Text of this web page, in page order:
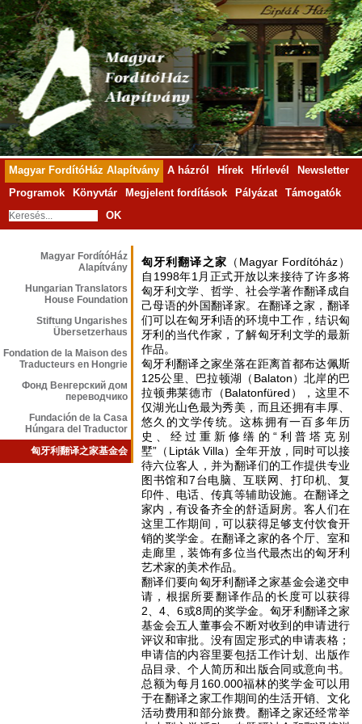
Magyar FordítóHáz Alapítvány A házról Hírek Hírlevél
Newsletter
Programok
Könyvtár Megjelent fordítások Pályázat
Támogatók
OK
Magyar FordítóHáz
Alapítvány
Hungarian Translators
House Foundation
Stiftung Ungarishes
Übersetzerhaus
Fondation de la Maison des
Traducteurs en Hongrie
Фонд Венгерский дом
переводчико
Fundación de la Casa
Húngara del Traductor
匈牙利翻译之家基金会
匈牙利翻译之家 （Magyar Fordítóház）
自1998年1月正式开放以来接待了许多将
匈牙利文学、哲学、社会学著作翻译成自
己母语的外国翻译家。在翻译之家，翻译
们可以在匈牙利语的环境中工作，结识匈
牙利的当代作家，了解匈牙利文学的最新
作品。
匈牙利翻译之家坐落在距离首都布达佩斯
125公里、巴拉顿湖（Balaton）北岸的巴
拉顿弗莱德市（Balatonfüred），这里不
仅湖光山色最为秀美，而且还拥有丰厚、
悠久的文学传统。这栋拥有一百多年历
史、经过重新修缮的“利普塔克别
墅”（Lipták Villa）全年开放，同时可以接
待六位客人，并为翻译们的工作提供专业
图书馆和7台电脑、互联网、打印机、复
印件、电话、传真等辅助设施。在翻译之
家内，有设备齐全的舒适厨房。客人们在
这里工作期间，可以获得足够支付饮食开
销的奖学金。在翻译之家的各个厅、室和
走廊里，装饰有多位当代最杰出的匈牙利
艺术家的美术作品。
翻译们要向匈牙利翻译之家基金会递交申
请，根据所要翻译作品的长度可以获得
2、4、6或8周的奖学金。匈牙利翻译之家
基金会五人董事会不断对收到的申请进行
评议和审批。没有固定形式的申请表格；
申请信的内容里要包括工作计划、出版作
品目录、个人简历和出版合同或意向书。
总额为每月160.000福林的奖学金可以用
于在翻译之家工作期间的生活开销、文化
活动费用和部分旅费。翻译之家还经常举